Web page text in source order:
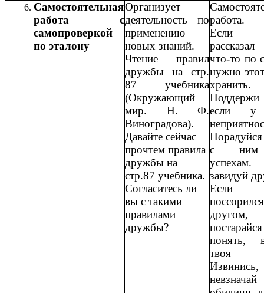
Самостоятельная
работа с
самопроверкой
по эталону
Организует
деятельность по
применению
новых знаний.
Чтение правил
дружбы на стр.
87 учебника
(Окружающий
мир. Н. Ф.
Виноградова).
Давайте сейчас
прочтем правила
дружбы на
стр.87 учебника.
Согласитесь ли
вы с такими
правилами
дружбы?
работа.
Если
что-то по
нужно
хранить.
Поддержи
если у
Порадуйся
с ним
завидуй
другом,
постарайся
понять,
твоя
невзначай